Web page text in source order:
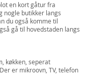
en kort gåtur fra
nogle butikker langs
du også komme til
gå til hovedstaden langs
køkken, seperat
er mikroovn, TV, telefon